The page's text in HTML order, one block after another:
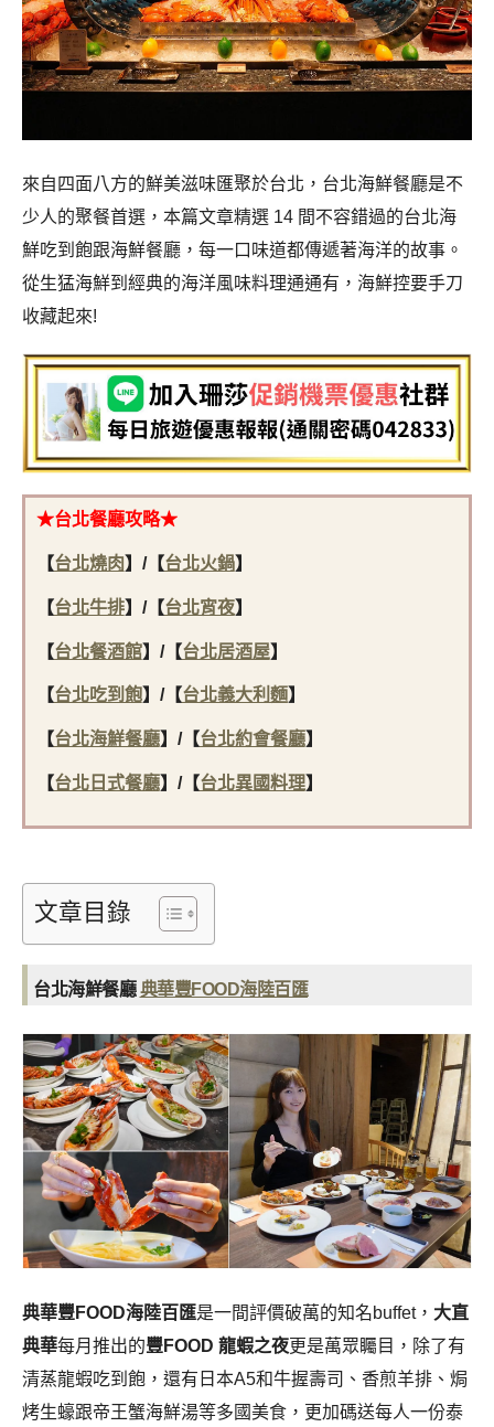
來自四面八方的鮮美滋味匯聚於台北，台北海鮮餐廳是不
少人的聚餐首選，本篇文章精選 14 間不容錯過的台北海
鮮吃到飽跟海鮮餐廳，每一口味道都傳遞著海洋的故事。
從生猛海鮮到經典的海洋風味料理通通有，海鮮控要手刀
收藏起來!
★台北餐廳攻略★
【台北燒肉】/【台北火鍋】
【台北牛排】/【台北宵夜】
【台北餐酒館】/【台北居酒屋】
【台北吃到飽】/【台北義大利麵】
【台北海鮮餐廳】/【台北約會餐廳】
【台北日式餐廳】/【台北異國料理】
文章目錄
台北海鮮餐廳典華豐FOOD海陸百匯
典華豐FOOD海陸百匯是一間評價破萬的知名buffet， 大直
典華每月推出的豐FOOD 龍蝦之夜更是萬眾矚目，除了有
清蒸龍蝦吃到飽，還有日本A5和牛握壽司、香煎羊排、焗
烤生蠔跟帝王蟹海鮮湯等多國美食，更加碼送每人一份泰